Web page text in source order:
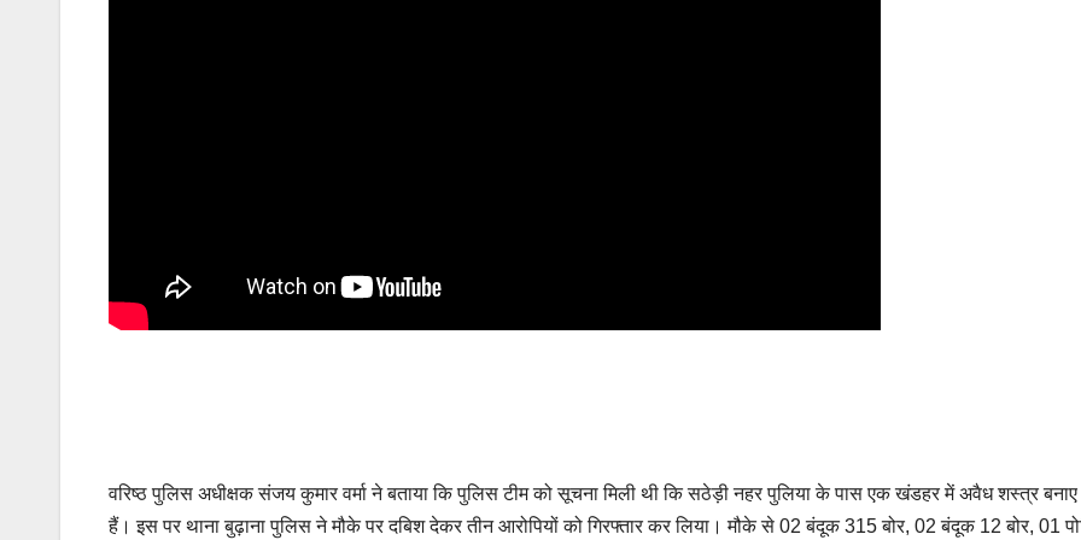
वरिष्ठ पुलिस अधीक्षक संजय कुमार वर्मा ने बताया कि पुलिस टीम को सूचना मिली थी कि सठेड़ी नहर पुलिया के पास एक खंडहर में अवैध शस्त्र बनाए
हैं। इस पर थाना बुढ़ाना पुलिस ने मौके पर दबिश देकर तीन आरोपियों को गिरफ्तार कर लिया। मौके से 02 बंदूक 315 बोर, 02 बंदूक 12 बोर, 01